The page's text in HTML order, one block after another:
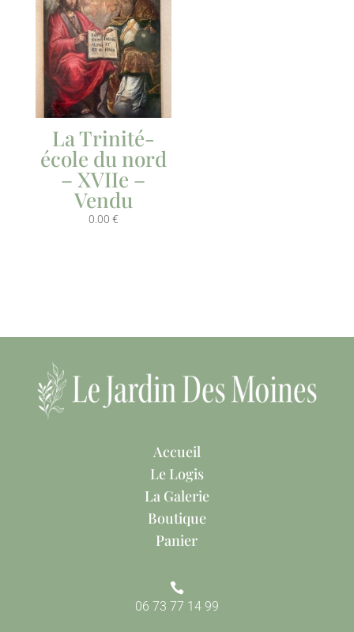
La Trinité-
école du nord
– XVIIe –
Vendu
0.00 €
Accueil
Le Logis
La Galerie
Boutique
Panier

06 73 77 14 99